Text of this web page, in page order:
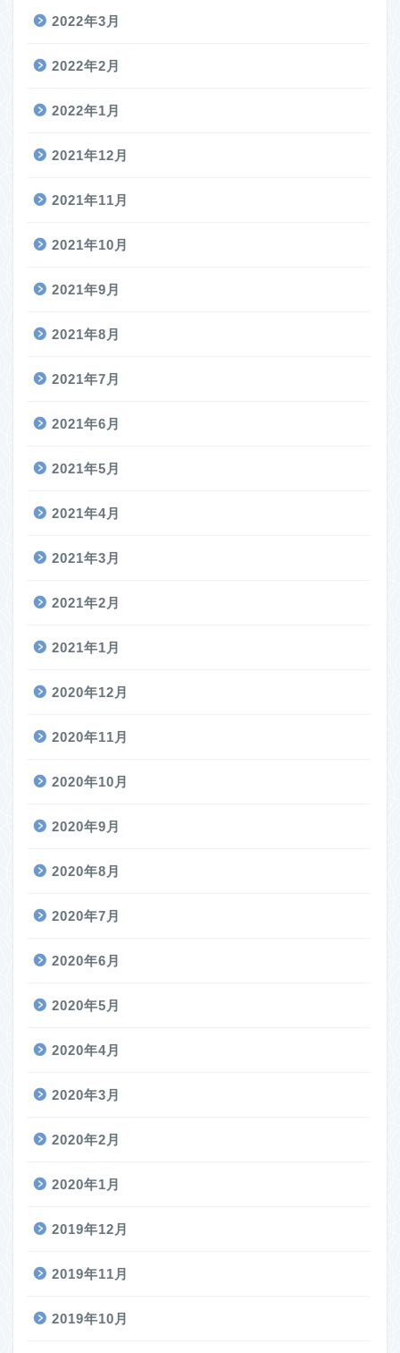
2022年3月
2022年2月
2022年1月
2021年12月
2021年11月
2021年10月
2021年9月
2021年8月
2021年7月
2021年6月
2021年5月
2021年4月
2021年3月
2021年2月
2021年1月
2020年12月
2020年11月
2020年10月
2020年9月
2020年8月
2020年7月
2020年6月
2020年5月
2020年4月
2020年3月
2020年2月
2020年1月
2019年12月
2019年11月
2019年10月